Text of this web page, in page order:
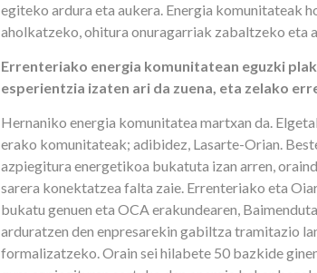
egiteko ardura eta aukera. Energia komunitateak
aholkatzeko, ohitura onuragarriak zabaltzeko eta
Errenteriako energia komunitatean eguzki
esperientzia izaten ari da zuena, eta zelako
Hernaniko energia komunitatea martxan da.
erako komunitateak; adibidez, Lasarte-Orian.
azpiegitura energetikoa bukatuta izan arren,
sarera konektatzea falta zaie. Errenteriako eta
bukatu genuen eta OCA erakundearen,
arduratzen den enpresarekin gabiltza tramitazio
formalizatzeko. Orain sei hilabete 50 bazkide